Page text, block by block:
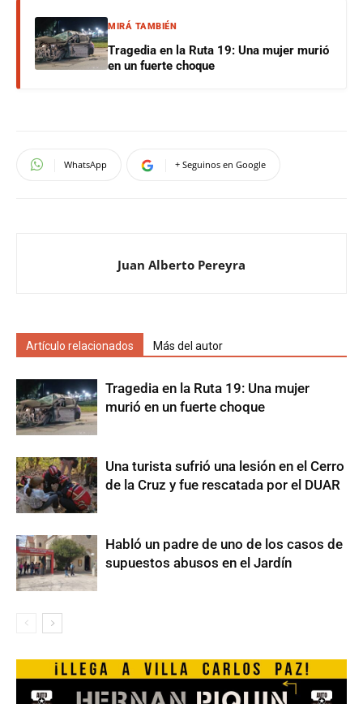
MIRÁ TAMBIÉN
Tragedia en la Ruta 19: Una mujer murió
en un fuerte choque
WhatsApp + Seguinos en Google
Juan Alberto Pereyra
Artículo relacionados Más del autor
Tragedia en la Ruta 19: Una mujer
murió en un fuerte choque
Una turista sufrió una lesión en el Cerro
de la Cruz y fue rescatada por el DUAR
Habló un padre de uno de los casos de
supuestos abusos en el Jardín